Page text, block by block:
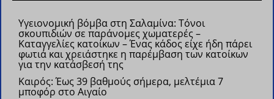
Υγειονομική βόμβα στη Σαλαμίνα: Τόνοι
σκουπιδιών σε παράνομες χωματερές –
Καταγγελίες κατοίκων –Ένας κάδος είχε ήδη πάρει
φωτιά και χρειάστηκε η παρέμβαση των κατοίκων
για την κατάσβεσή της
Καιρός: Έως 39 βαθμούς σήμερα, μελτέμια 7
μποφόρ στο Αιγαίο